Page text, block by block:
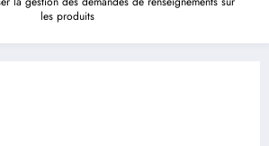
les produits